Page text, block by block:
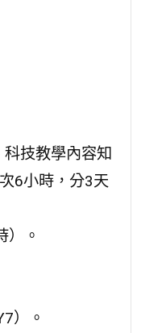
技教學內容知
6小時，分3天
）。
）。